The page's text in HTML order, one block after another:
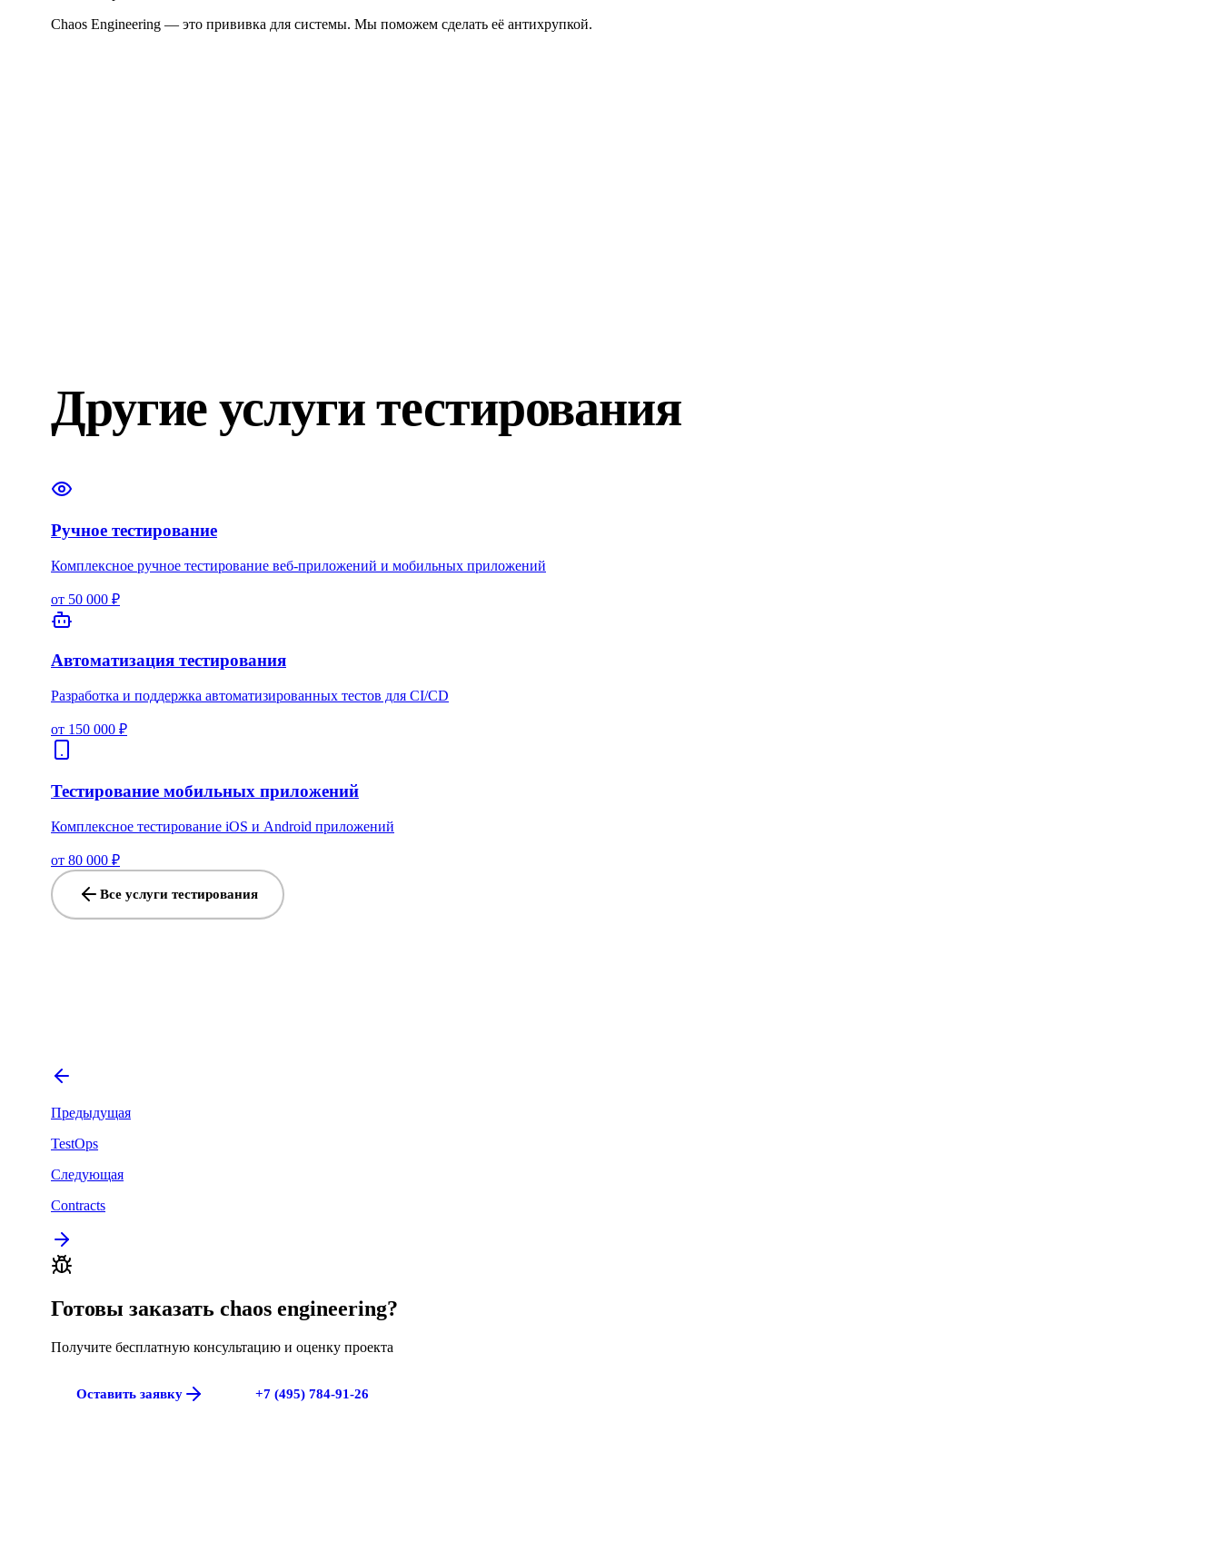
Chaos Engineering — это прививка для системы. Мы поможем сделать её антихрупкой.
Другие услуги тестирования
Ручное тестирование
Комплексное ручное тестирование веб-приложений и мобильных приложений
от 50 000 ₽
Автоматизация тестирования
Разработка и поддержка автоматизированных тестов для CI/CD
от 150 000 ₽
Тестирование мобильных приложений
Комплексное тестирование iOS и Android приложений
от 80 000 ₽
Все услуги тестирования
Предыдущая
TestOps
Следующая
Contracts
Готовы заказать chaos engineering?
Получите бесплатную консультацию и оценку проекта
Оставить заявку +7 (495) 784-91-26